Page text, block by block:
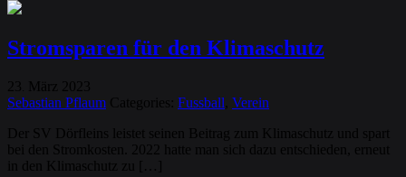
Stromsparen für den Klimaschutz
23 März
2023
Sebastian Pflaum Categories: Fussball Verein
Der SV Dörfleins leistet seinen Beitrag zum Klimaschutz und spart
bei den Stromkosten. 2022 hatte man sich dazu entschieden, erneut
in den Klimaschutz zu […]